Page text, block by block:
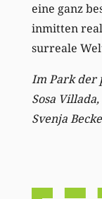
eine ganz
inmitten
surreale
Im Park der
Sosa
Svenja